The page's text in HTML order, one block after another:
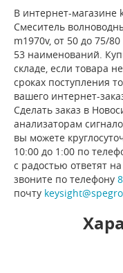
В интернет-
Смеситель
m1970v, от 50 до 75/
53 наименований.
складе, если товара
сроках поступления
вашего интернет-
Сделать заказ в
анализаторам
вы можете
10:00 до 1:00 по
с радостью ответят
звоните по телефону
почту